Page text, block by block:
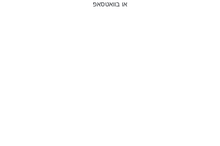
או בוואטסאפ